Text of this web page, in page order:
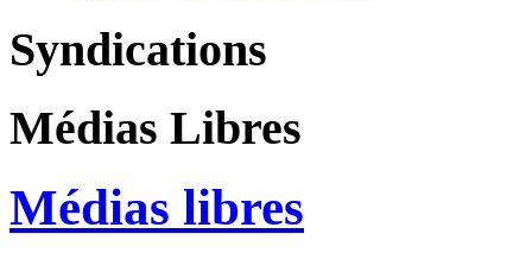
Syndications
Médias Libres
Médias libres